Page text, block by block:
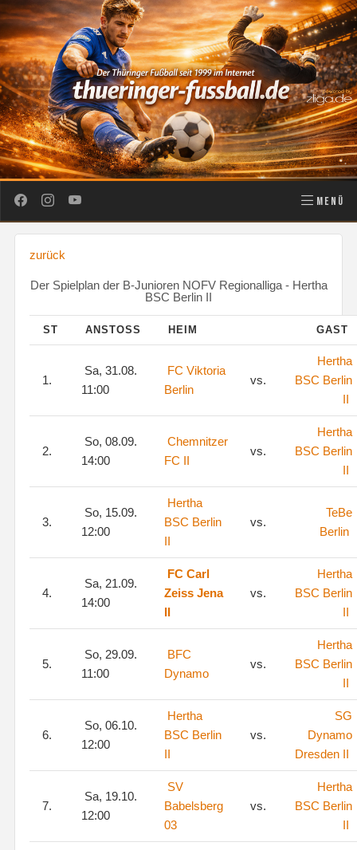
MENÜ
zurück
Der Spielplan der B-Junioren NOFV Regionalliga - Hertha
BSC Berlin II
ST ANSTOSS HEIM GAST
1.
Sa, 31.08.
11:00
FC Viktoria
Berlin
vs.
Hertha
BSC Berlin
II
2.
So, 08.09.
14:00
Chemnitzer
FC II
vs.
Hertha
BSC Berlin
II
3.
So, 15.09.
12:00
Hertha
BSC Berlin
II
vs.
TeBe
Berlin
4.
Sa, 21.09.
14:00
FC Carl
Zeiss Jena
II
vs.
Hertha
BSC Berlin
II
5.
So, 29.09.
11:00
BFC
Dynamo
vs.
Hertha
BSC Berlin
II
6.
So, 06.10.
12:00
Hertha
BSC Berlin
II
vs.
SG
Dynamo
Dresden II
7.
Sa, 19.10.
12:00
SV
Babelsberg
03
vs.
Hertha
BSC Berlin
II